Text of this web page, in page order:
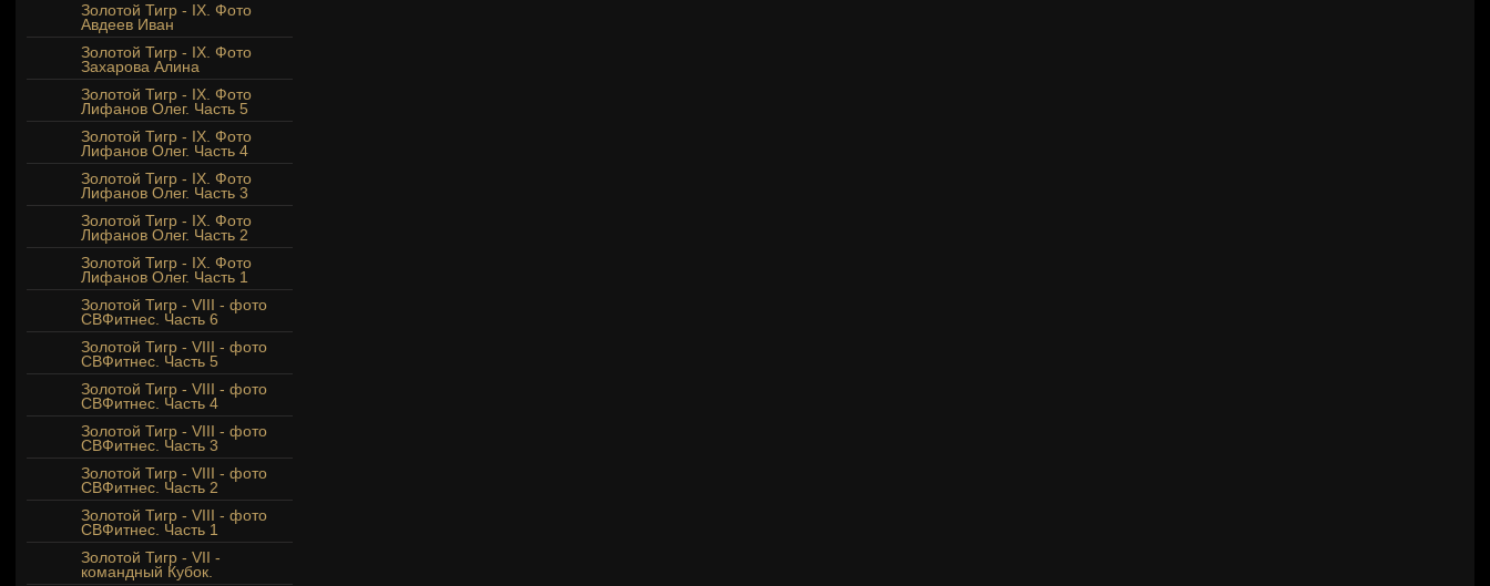
Золотой Тигр - IX. Фото
Авдеев Иван
Золотой Тигр - IX. Фото
Захарова Алина
Золотой Тигр - IX. Фото
Лифанов Олег. Часть 5
Золотой Тигр - IX. Фото
Лифанов Олег. Часть 4
Золотой Тигр - IX. Фото
Лифанов Олег. Часть 3
Золотой Тигр - IX. Фото
Лифанов Олег. Часть 2
Золотой Тигр - IX. Фото
Лифанов Олег. Часть 1
Золотой Тигр - VIII - фото
СВФитнес. Часть 6
Золотой Тигр - VIII - фото
СВФитнес. Часть 5
Золотой Тигр - VIII - фото
СВФитнес. Часть 4
Золотой Тигр - VIII - фото
СВФитнес. Часть 3
Золотой Тигр - VIII - фото
СВФитнес. Часть 2
Золотой Тигр - VIII - фото
СВФитнес. Часть 1
Золотой Тигр - VII -
командный Кубок.